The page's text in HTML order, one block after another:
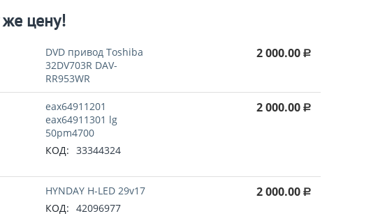
же цену!
DVD привод Toshiba
32DV703R DAV-
RR953WR
2 000.00 Р
eax64911201
eax64911301 lg
50pm4700
КОД: 33344324
2 000.00 Р
HYNDAY H-LED 29v17
КОД: 42096977
2 000.00 Р